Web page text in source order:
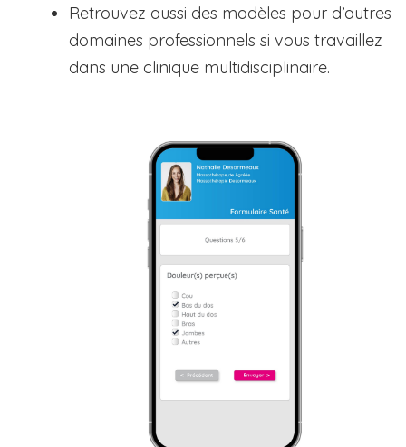
Retrouvez aussi des modèles pour d’autres
domaines professionnels si vous travaillez
dans une clinique multidisciplinaire.